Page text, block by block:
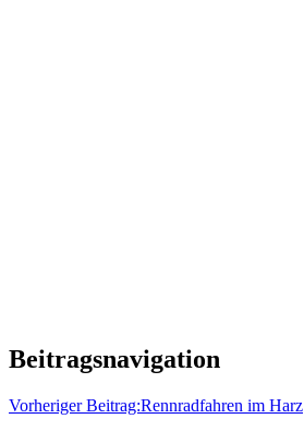
Beitragsnavigation
Vorheriger Beitrag:Rennradfahren im Harz